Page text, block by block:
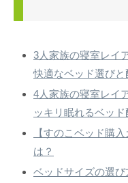
3人家族の寝室レイ
快適なベッド選びと
4人家族の寝室レイ
ッキリ眠れるベッ
【すのこベッド購
は？
ベッドサイズの選